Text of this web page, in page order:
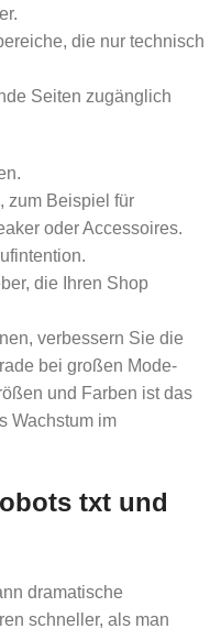
die nur technisch
Seiten zugänglich
zum Beispiel für
oder Accessoires.
die Ihren Shop
verbessern Sie die
bei großen Mode-
und Farben ist das
Wachstum im
txt und
dramatische
schneller, als man